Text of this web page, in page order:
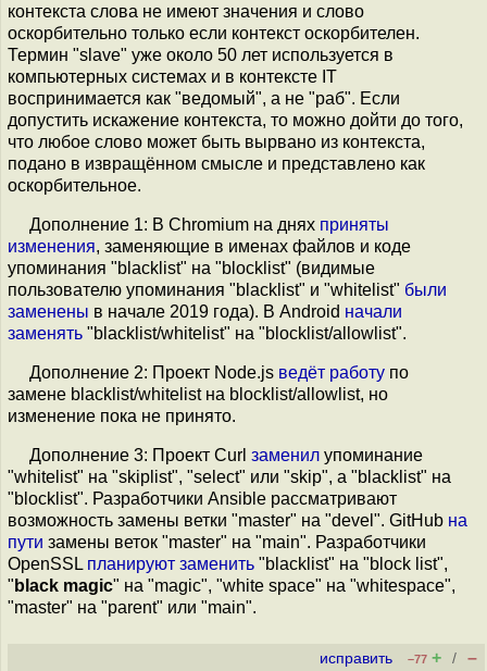
контекста слова не имеют значения и слово
оскорбительно только если контекст оскорбителен.
Термин "slave" уже около 50 лет используется в
компьютерных системах и в контексте IT
воспринимается как "ведомый", а не "раб". Если
допустить искажение контекста, то можно дойти до того,
что любое слово может быть вырвано из контекста,
подано в извращённом смысле и представлено как
оскорбительное.
Дополнение 1: В Chromium на днях приняты
изменения, заменяющие в именах файлов и коде
упоминания "blacklist" на "blocklist" (видимые
пользователю упоминания "blacklist" и "whitelist" были
заменены в начале 2019 года). В Android начали
заменять "blacklist/whitelist" на "blocklist/allowlist".
Дополнение 2: Проект Node.js ведёт работу по
замене blacklist/whitelist на blocklist/allowlist, но
изменение пока не принято.
Дополнение 3: Проект Curl заменил упоминание
"whitelist" на "skiplist", "select" или "skip", а "blacklist" на
"blocklist". Разработчики Ansible рассматривают
возможность замены ветки "master" на "devel". GitHub на
пути замены веток "master" на "main". Разработчики
OpenSSL планируют заменить "blacklist" на "block list",
" black magic" на "magic", "white space" на "whitespace",
"master" на "parent" или "main".
исправить –77 + / –